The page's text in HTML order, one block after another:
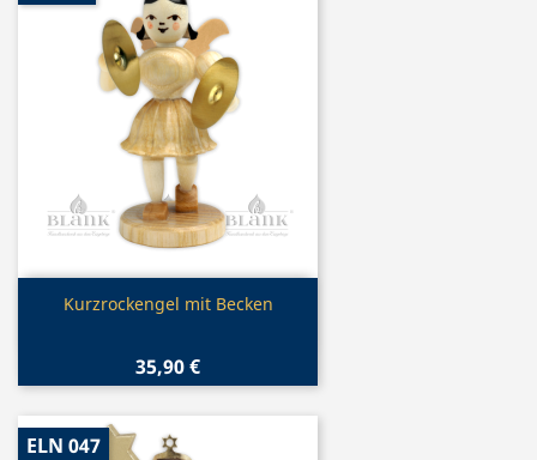
Vorschau
Kurzrockengel mit Becken
35,90 €
ELN 047